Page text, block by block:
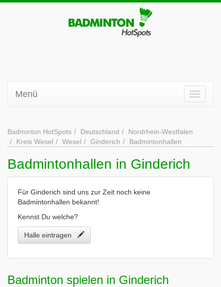
Menü
Badminton HotSpots Deutschland
Nordrhein-Westfalen
Kreis Wesel
Wesel Ginderich Badmintonhallen
Badmintonhallen in Ginderich
Für Ginderich sind uns zur Zeit noch keine
Badmintonhallen bekannt!
Kennst Du welche?
Halle eintragen
Badminton spielen in Ginderich